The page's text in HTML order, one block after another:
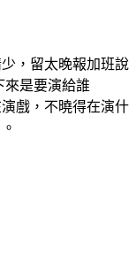
，留太晚報加班說
是要演給誰
戲，不曉得在演什